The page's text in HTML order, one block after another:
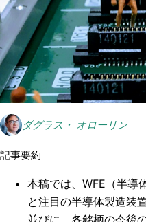
ダグラス・ オローリン
記事要約
本稿では、WFE（半導
と注目の半導体製造装
並びに、各銘柄の今後